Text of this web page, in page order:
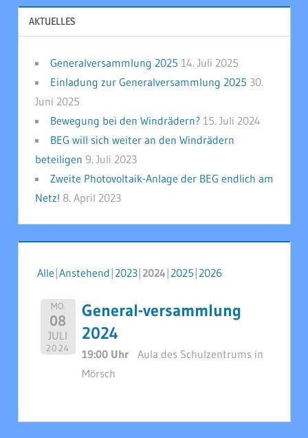
AKTUELLES
Generalversammlung 2025 14. Juli 2025
Einladung zur Generalversammlung 2025 30.
Juni 2025
Bewegung bei den Windrädern? 15. Juli 2024
BEG will sich weiter an den Windrädern
beteiligen 9. Juli 2023
Zweite Photovoltaik-Anlage der BEG endlich am
Netz! 8. April 2023
Alle Anstehend 2023 2024 2025 2026
MO.
08
JULI
2024
General-versammlung
2024
19:00 Uhr
Aula des Schulzentrums in
Mörsch